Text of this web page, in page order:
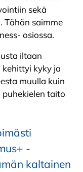
sekä
Tähän saimme
osiossa.
iltaan
kehittyi kyky ja
muulla kuin
taito
-
kaltainen